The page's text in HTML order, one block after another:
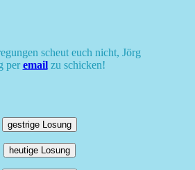
scheut euch nicht, Jörg
peremailzu schicken!
gestrige Losung
heutige Losung